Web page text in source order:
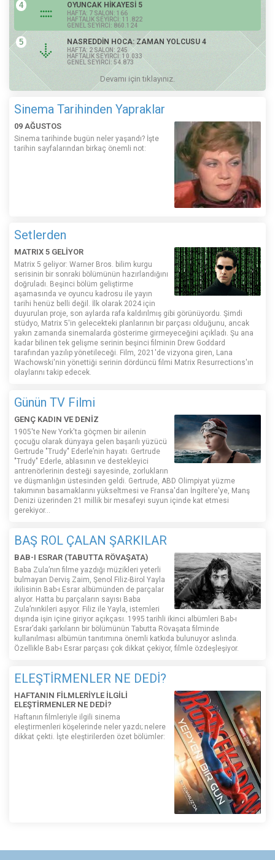
4 OYUNCAK HİKAYESİ 5
HAFTA: 7 SALON: 166
HAFTALIK SEYİRCİ: 11.822
GENEL SEYİRCİ: 860.124
5 NASREDDİN HOCA: ZAMAN YOLCUSU 4
HAFTA: 2 SALON: 245
HAFTALIK SEYİRCİ: 10.033
GENEL SEYİRCİ: 54.873
Devamı için tıklayınız.
Sinema Tarihinden Yapraklar
09 AĞUSTOS
Sinema tarihinde bugün neler yaşandı? İşte
tarihin sayfalarından birkaç önemli not:
Setlerden
MATRIX 5 GELİYOR
Matrix 5 geliyor: Warner Bros. bilim kurgu
serisinin bir sonraki bölümünün hazırlandığını
doğruladı. Beşinci bölüm geliştirme
aşamasında ve oyuncu kadrosu ile yayın
tarihi henüz belli değil. İlk olarak 2024 için
duyurulan proje, son aylarda rafa kaldırılmış gibi görünüyordu. Şimdi
stüdyo, Matrix 5'in gelecekteki planlarının bir parçası olduğunu, ancak
yakın zamanda sinemalarda gösterime girmeyeceğini açıkladı. Şu ana
kadar bilinen tek gelişme serinin beşinci filminin Drew Goddard
tarafından yazılıp yönetileceği. Film, 2021'de vizyona giren, Lana
Wachowski'nin yönettiği serinin dördüncü filmi Matrix Resurrections'ın
olaylarını takip edecek.
Günün TV Filmi
GENÇ KADIN VE DENİZ
1905'te New York'ta göçmen bir ailenin
çocuğu olarak dünyaya gelen başarılı yüzücü
Gertrude "Trudy" Ederle’nin hayatı. Gertrude
"Trudy" Ederle, ablasının ve destekleyici
antrenörlerinin desteği sayesinde, zorlukların
ve düşmanlığın üstesinden geldi. Gertrude, ABD Olimpiyat yüzme
takımının basamaklarını yükseltmesi ve Fransa'dan İngiltere'ye, Manş
Denizi üzerinden 21 millik bir mesafeyi suyun içinde kat etmesi
gerekiyor...
BAŞ ROL ÇALAN ŞARKILAR
BAB-I ESRAR (TABUTTA RÖVAŞATA)
Baba Zula’nın filme yazdığı müzikleri yeterli
bulmayan Derviş Zaim, Şenol Filiz-Birol Yayla
ikilisinin Bab-ı Esrar albümünden de parçalar
alıyor. Hatta bu parçaların sayısı Baba
Zula’nınkileri aşıyor. Filiz ile Yayla, istemleri
dışında işin içine giriyor açıkçası. 1995 tarihli ikinci albümleri Bab-ı
Esrar’daki şarkıların bir bölümünün Tabutta Rövaşata filminde
kullanılması albümün tanıtımına önemli katkıda bulunuyor aslında.
Özellikle Bab-ı Esrar parçası çok dikkat çekiyor, filmle özdeşleşiyor.
ELEŞTİRMENLER NE DEDİ?
HAFTANIN FİLMLERİYLE İLGİLİ
ELEŞTİRMENLER NE DEDİ?
Haftanın filmleriyle ilgili sinema
eleştirmenleri köşelerinde neler yazdı; nelere
dikkat çekti. İşte eleştirilerden özet bölümler: